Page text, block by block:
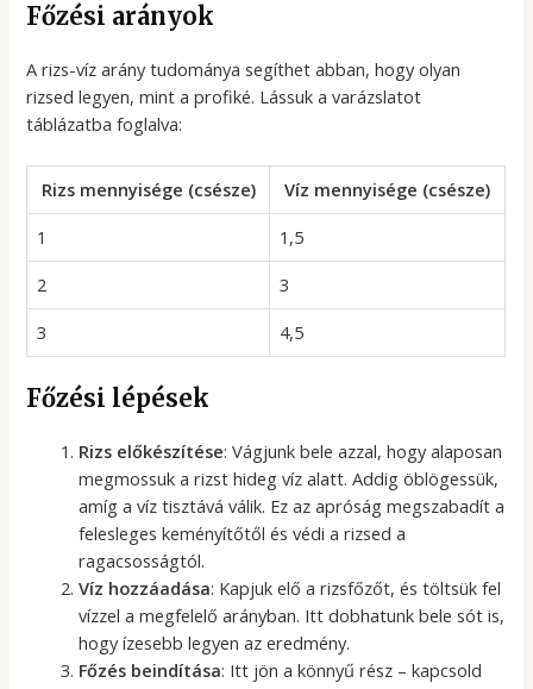
Főzési arányok
A rizs-víz arány tudománya segíthet abban, hogy olyan
rizsed legyen, mint a profiké. Lássuk a varázslatot
táblázatba foglalva:
Rizs mennyisége (csésze)
Víz mennyisége (csésze)
1
1,5
2
3
3
4,5
Főzési lépések
Rizs előkészítése: Vágjunk bele azzal, hogy alaposan
megmossuk a rizst hideg víz alatt. Addig öblögessük,
amíg a víz tisztává válik. Ez az apróság megszabadít a
felesleges keményítőtől és védi a rizsed a
ragacsosságtól.
Víz hozzáadása: Kapjuk elő a rizsfőzőt, és töltsük fel
vízzel a megfelelő arányban. Itt dobhatunk bele sót is,
hogy ízesebb legyen az eredmény.
Főzés beindítása: Itt jön a könnyű rész – kapcsold